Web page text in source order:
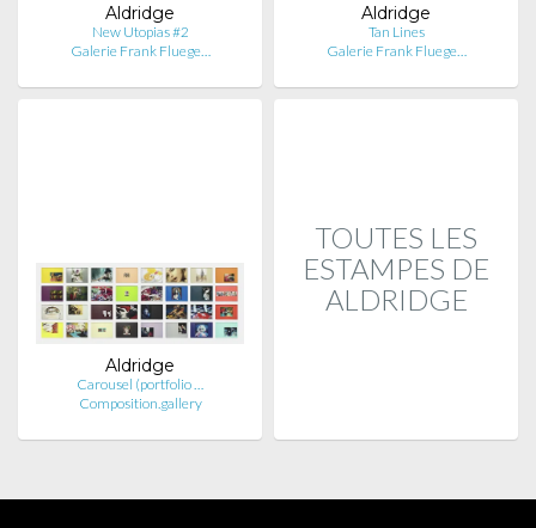
Aldridge
New Utopias #2
Galerie Frank Fluege…
Aldridge
Tan Lines
Galerie Frank Fluege…
Aldridge
Carousel (portfolio …
Composition.gallery
TOUTES LES
ESTAMPES DE
ALDRIDGE